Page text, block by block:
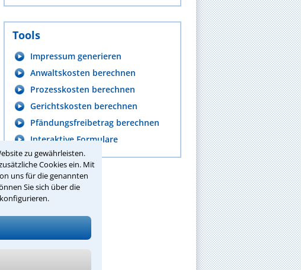
zu gewährleisten.
Cookies ein. Mit
uns für die genannten
Sie sich über die
Tools
Impressum generieren
Anwaltskosten berechnen
Prozesskosten berechnen
Gerichtskosten berechnen
Pfändungsfreibetrag berechnen
Interaktive Formulare